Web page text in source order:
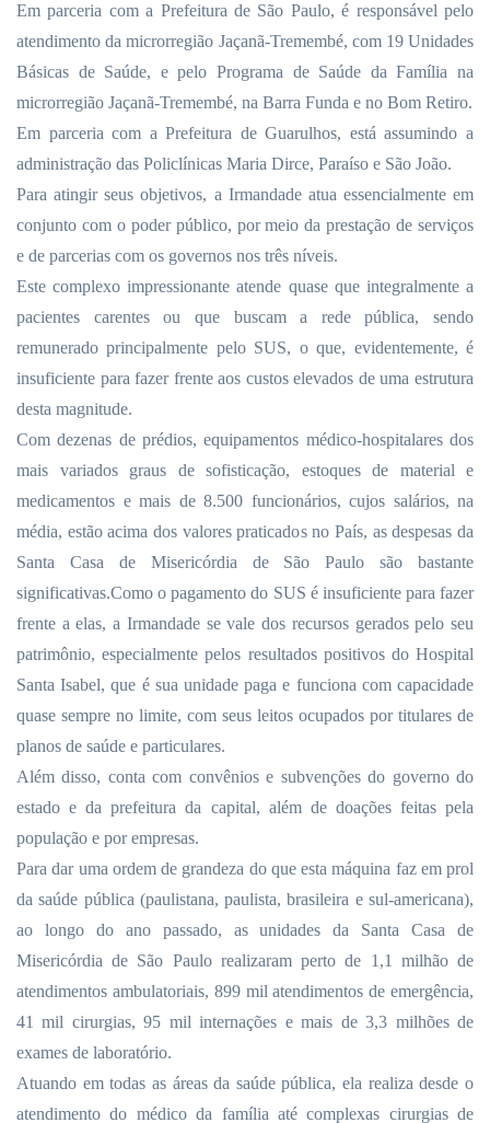
Em parceria com a Prefeitura de São Paulo, é responsável pelo
atendimento da microrregião Jaçanã-Tremembé, com 19 Unidades
Básicas de Saúde, e pelo Programa de Saúde da Família na
microrregião Jaçanã-Tremembé, na Barra Funda e no Bom Retiro.
Em parceria com a Prefeitura de Guarulhos, está assumindo a
administração das Policlínicas Maria Dirce, Paraíso e São João.
Para atingir seus objetivos, a Irmandade atua essencialmente em
conjunto com o poder público, por meio da prestação de serviços
e de parcerias com os governos nos três níveis.
Este complexo impressionante atende quase que integralmente a
pacientes carentes ou que buscam a rede pública, sendo
remunerado principalmente pelo SUS, o que, evidentemente, é
insuficiente para fazer frente aos custos elevados de uma estrutura
desta magnitude.
Com dezenas de prédios, equipamentos médico-hospitalares dos
mais variados graus de sofisticação, estoques de material e
medicamentos e mais de 8.500 funcionários, cujos salários, na
média, estão acima dos valores praticados no País, as despesas da
Santa Casa de Misericórdia de São Paulo são bastante
significativas.Como o pagamento do SUS é insuficiente para fazer
frente a elas, a Irmandade se vale dos recursos gerados pelo seu
patrimônio, especialmente pelos resultados positivos do Hospital
Santa Isabel, que é sua unidade paga e funciona com capacidade
quase sempre no limite, com seus leitos ocupados por titulares de
planos de saúde e particulares.
Além disso, conta com convênios e subvenções do governo do
estado e da prefeitura da capital, além de doações feitas pela
população e por empresas.
Para dar uma ordem de grandeza do que esta máquina faz em prol
da saúde pública (paulistana, paulista, brasileira e sul-americana),
ao longo do ano passado, as unidades da Santa Casa de
Misericórdia de São Paulo realizaram perto de 1,1 milhão de
atendimentos ambulatoriais, 899 mil atendimentos de emergência,
41 mil cirurgias, 95 mil internações e mais de 3,3 milhões de
exames de laboratório.
Atuando em todas as áreas da saúde pública, ela realiza desde o
atendimento do médico da família até complexas cirurgias de